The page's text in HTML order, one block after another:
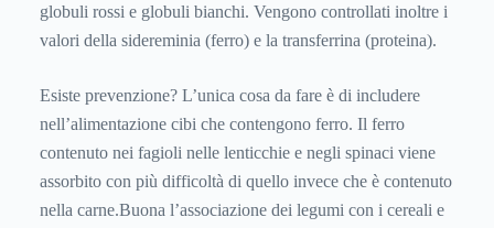
globuli rossi e globuli bianchi. Vengono controllati inoltre i
valori della sidereminia (ferro) e la transferrina (proteina).
Esiste prevenzione? L’unica cosa da fare è di includere
nell’alimentazione cibi che contengono ferro. Il ferro
contenuto nei fagioli nelle lenticchie e negli spinaci viene
assorbito con più difficoltà di quello invece che è contenuto
nella carne.Buona l’associazione dei legumi con i cereali e